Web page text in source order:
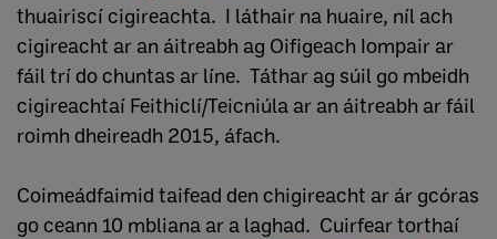
thuairiscí cigireachta. I láthair na huaire, níl ach
cigireacht ar an áitreabh ag Oifigeach Iompair ar
fáil trí do chuntas ar líne. Táthar ag súil go mbeidh
cigireachtaí Feithiclí/Teicniúla ar an áitreabh ar fáil
roimh dheireadh 2015, áfach.
Coimeádfaimid taifead den chigireacht ar ár gcóras
go ceann 10 mbliana ar a laghad. Cuirfear torthaí